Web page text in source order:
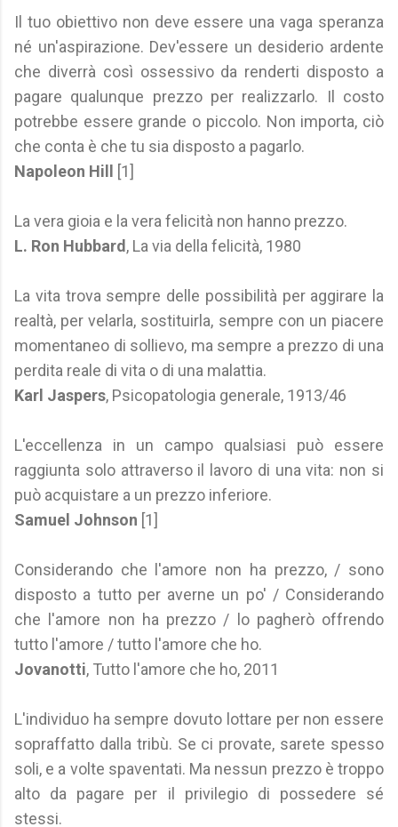
Il tuo obiettivo non deve essere una vaga speranza
né un'aspirazione. Dev'essere un desiderio ardente
che diverrà così ossessivo da renderti disposto a
pagare qualunque prezzo per realizzarlo. Il costo
potrebbe essere grande o piccolo. Non importa, ciò
che conta è che tu sia disposto a pagarlo.
Napoleon Hill
[1]
La vera gioia e la vera felicità non hanno prezzo.
L. Ron Hubbard , La via della felicità, 1980
La vita trova sempre delle possibilità per aggirare la
realtà, per velarla, sostituirla, sempre con un piacere
momentaneo di sollievo, ma sempre a prezzo di una
perdita reale di vita o di una malattia.
Karl Jaspers, Psicopatologia generale, 1913/46
L'eccellenza in un campo qualsiasi può essere
raggiunta solo attraverso il lavoro di una vita: non si
può acquistare a un prezzo inferiore.
Samuel Johnson [1]
Considerando che l'amore non ha prezzo, / sono
disposto a tutto per averne un po' / Considerando
che l'amore non ha prezzo / lo pagherò offrendo
tutto l'amore / tutto l'amore che ho.
Jovanotti, Tutto l'amore che ho, 2011
L'individuo ha sempre dovuto lottare per non essere
sopraffatto dalla tribù. Se ci provate, sarete spesso
soli, e a volte spaventati. Ma nessun prezzo è troppo
alto da pagare per il privilegio di possedere sé
stessi.